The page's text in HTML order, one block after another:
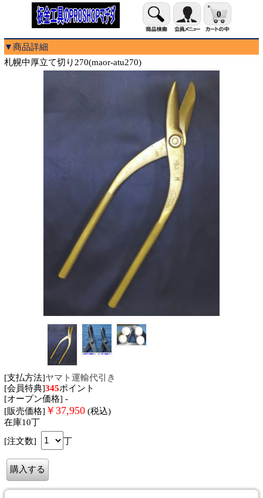
0
▼商品詳細
札幌中厚立て切り270(maor-atu270)
[支払方法]ヤマト運輸代引き
[会員特典]345ポイント
[オープン価格] -
[販売価格] ￥ 37,950 (税込)
在庫10丁
[注文数]
丁